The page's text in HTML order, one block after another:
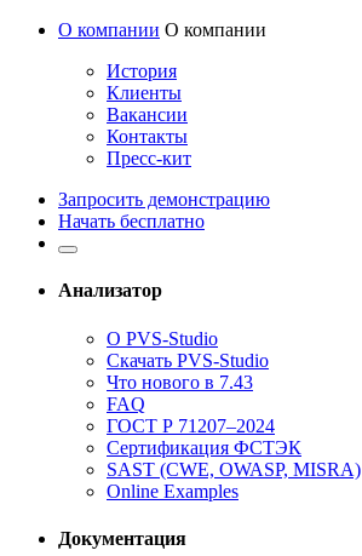
О компании О компании
История
Клиенты
Вакансии
Контакты
Пресс-кит
Запросить демонстрацию
Начать бесплатно
Анализатор
О PVS-Studio
Скачать PVS-Studio
Что нового в 7.43
FAQ
ГОСТ Р 71207–2024
Сертификация ФСТЭК
SAST (CWE, OWASP, MISRA)
Online Examples
Документация